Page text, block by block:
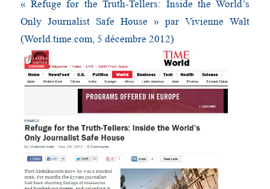
« Refuge for the Truth-Tellers: Inside the World’s
Only Journalist Safe House » par Vivienne Walt
(World.time.com, 5 décembre 2012)